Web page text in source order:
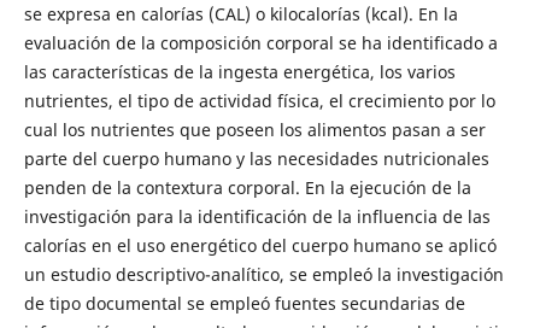
se expresa en calorías (CAL) o kilocalorías (kcal). En la
evaluación de la composición corporal se ha identificado a
las características de la ingesta energética, los varios
nutrientes, el tipo de actividad física, el crecimiento por lo
cual los nutrientes que poseen los alimentos pasan a ser
parte del cuerpo humano y las necesidades nutricionales
penden de la contextura corporal. En la ejecución de la
investigación para la identificación de la influencia de las
calorías en el uso energético del cuerpo humano se aplicó
un estudio descriptivo-analítico, se empleó la investigación
de tipo documental se empleó fuentes secundarias de